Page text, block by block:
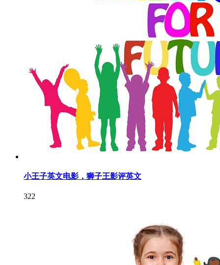
小王子英文电影，狮子王影评英文
322